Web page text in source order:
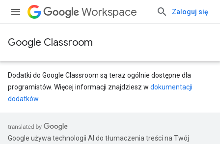
Workspace Zaloguj się
Google Classroom
Dodatki do Google Classroom są teraz ogólnie dostępne dla
programistów. Więcej informacji znajdziesz w dokumentacji
dodatków
Google używa technologii AI do tłumaczenia treści na Twój